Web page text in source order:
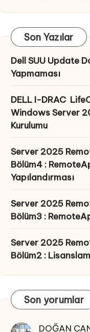
Son Yazılar
Dell SUU Update
Yapmaması
DELL I-DRAC
Windows Server
Kurulumu
Server 2025
Bölüm4 :
Yapılandırması
Server 2025
Bölüm3 :
Server 2025
Bölüm2 :
Son yorumlar
DOĞAN